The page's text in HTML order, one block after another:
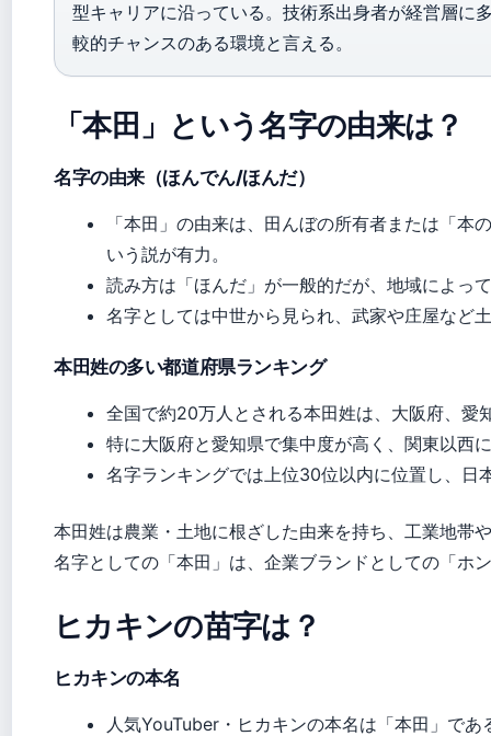
型キャリアに沿っている。技術系出身者が経営層に
較的チャンスのある環境と言える。
「本田」という名字の由来は？
名字の由来（ほんでん/ほんだ）
「本田」の由来は、田んぼの所有者または「
いう説が有力。
読み方は「ほんだ」が一般的だが、地域によっ
名字としては中世から見られ、武家や庄屋など
本田姓の多い都道府県ランキング
全国で約20万人とされる本田姓は、大阪府、愛
特に大阪府と愛知県で集中度が高く、関東以西
名字ランキングでは上位30位以内に位置し、日
本田姓は農業・土地に根ざした由来を持ち、工業地帯
名字としての「本田」は、企業ブランドとしての「ホ
ヒカキンの苗字は？
ヒカキンの本名
人気YouTuber・ヒカキンの本名は「本田」で